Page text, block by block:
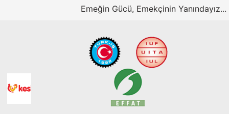
Emeğin Gücü, Emekçinin Yanındayız...